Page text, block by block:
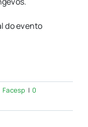
do evento
Facesp | 0